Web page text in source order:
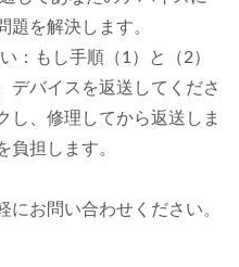
題を解決します。
：もし手順（1）と（2）
デバイスを返送してくださ
し、修理してから返送しま
負担します。
お問い合わせください。